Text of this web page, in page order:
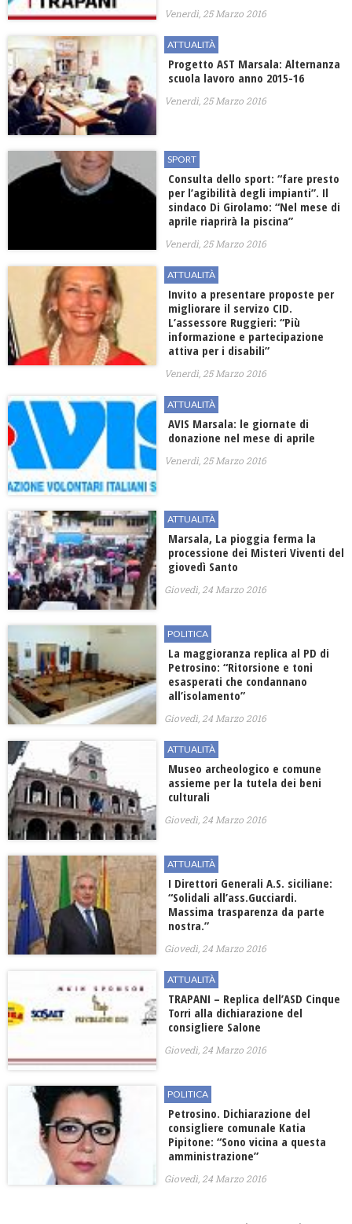
Venerdì, 25 Marzo 2016
ATTUALITÀ
Progetto AST Marsala: Alternanza
scuola lavoro anno 2015-16
Venerdì, 25 Marzo 2016
SPORT
Consulta dello sport: “fare presto
per l’agibilità degli impianti”. Il
sindaco Di Girolamo: “Nel mese di
aprile riaprirà la piscina”
Venerdì, 25 Marzo 2016
ATTUALITÀ
Invito a presentare proposte per
migliorare il servizo CID.
L’assessore Ruggieri: “Più
informazione e partecipazione
attiva per i disabili”
Venerdì, 25 Marzo 2016
ATTUALITÀ
AVIS Marsala: le giornate di
donazione nel mese di aprile
Venerdì, 25 Marzo 2016
ATTUALITÀ
Marsala, La pioggia ferma la
processione dei Misteri Viventi del
giovedì Santo
Giovedì, 24 Marzo 2016
POLITICA
La maggioranza replica al PD di
Petrosino: “Ritorsione e toni
esasperati che condannano
all’isolamento”
Giovedì, 24 Marzo 2016
ATTUALITÀ
Museo archeologico e comune
assieme per la tutela dei beni
culturali
Giovedì, 24 Marzo 2016
ATTUALITÀ
I Direttori Generali A.S. siciliane:
“Solidali all’ass.Gucciardi.
Massima trasparenza da parte
nostra.”
Giovedì, 24 Marzo 2016
ATTUALITÀ
TRAPANI – Replica dell’ASD Cinque
Torri alla dichiarazione del
consigliere Salone
Giovedì, 24 Marzo 2016
POLITICA
Petrosino. Dichiarazione del
consigliere comunale Katia
Pipitone: “Sono vicina a questa
amministrazione”
Giovedì, 24 Marzo 2016